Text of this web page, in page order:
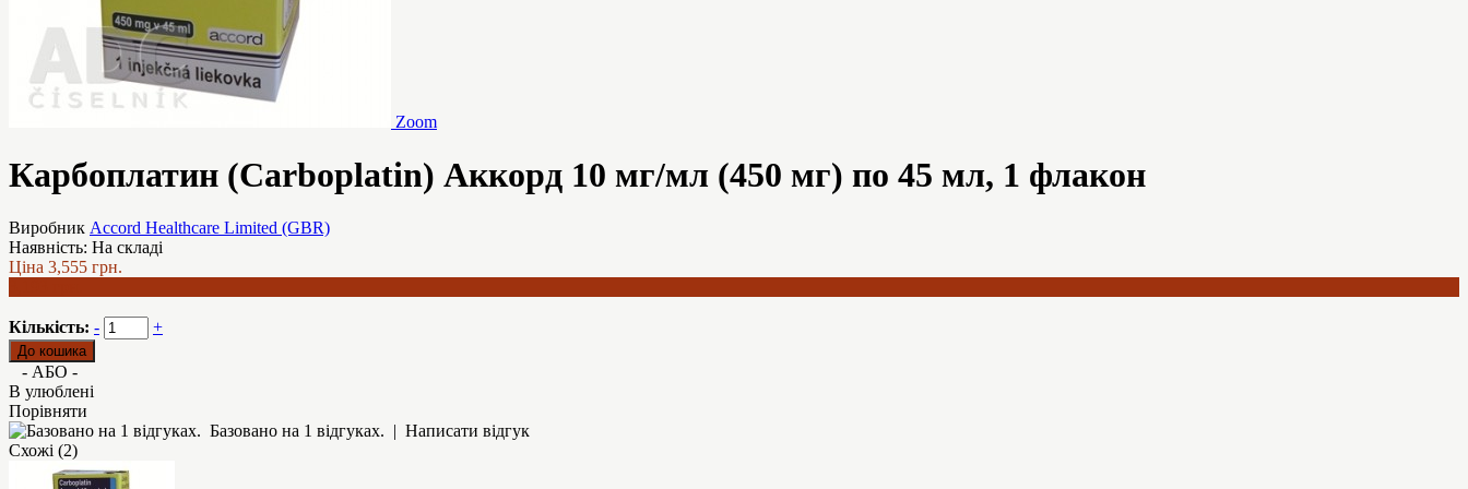
Zoom
Карбоплатин (Carboplatin) Аккорд 10 мг/мл (450 мг) по 45 мл, 1 флакон
Виробник Accord Healthcare Limited (GBR)
Наявність: На складі
Ціна 3,555 грн.
Кількість: - +
- АБО -
В улюблені
Порівняти
Базовано на 1 відгуках. | Написати відгук
Схожі (2)